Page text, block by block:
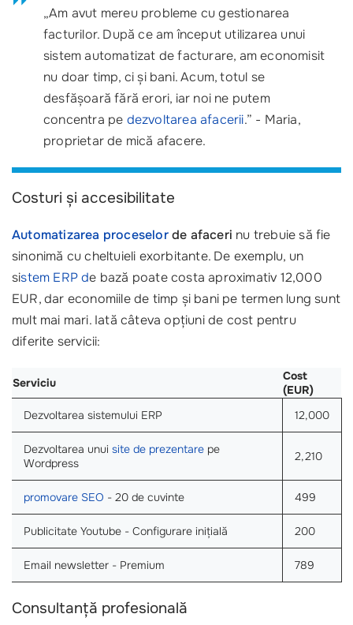
„Am avut mereu probleme cu gestionarea
facturilor. După ce am început utilizarea unui
sistem automatizat de facturare, am economisit
nu doar timp, ci și bani. Acum, totul se
desfășoară fără erori, iar noi ne putem
concentra pe dezvoltarea afacerii.” - Maria,
proprietar de mică afacere.
Costuri și accesibilitate
Automatizarea proceselorde afaceri nu trebuie să fie
sinonimă cu cheltuieli exorbitante. De exemplu, un
sistem ERP de bază poate costa aproximativ 12,000
EUR, dar economiile de timp și bani pe termen lung sunt
mult mai mari. Iată câteva opțiuni de cost pentru
diferite servicii:
Serviciu
Cost
(EUR)
Dezvoltarea sistemului ERP
12,000
Dezvoltarea unui site de prezentare pe
Wordpress
2,210
promovare SEO - 20 de cuvinte 499
Publicitate Youtube - Configurare inițială 200
Email newsletter - Premium 789
Consultanță profesională